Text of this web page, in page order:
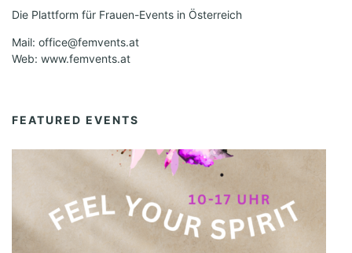
Die Plattform für Frauen-Events in Österreich
Mail: office@femvents.at
Web: www.femvents.at
FEATURED EVENTS